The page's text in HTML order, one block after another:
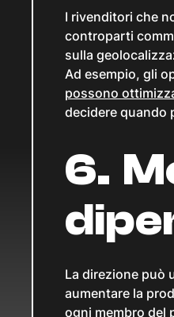
I rivenditori che
controparti
sulla
Ad esempio, gli
possono
decidere quando
6.
La direzione può
aumentare la
ogni membro del